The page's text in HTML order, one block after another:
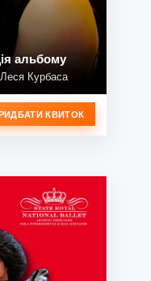
альбому
Курбаса
КВИТОК